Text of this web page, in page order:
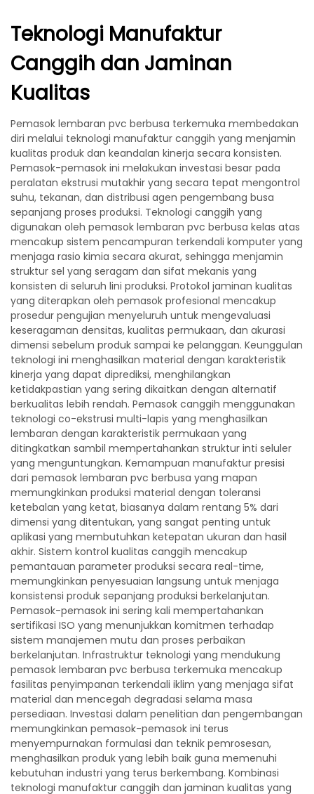
Teknologi Manufaktur
Canggih dan Jaminan
Kualitas
Pemasok lembaran pvc berbusa terkemuka membedakan
diri melalui teknologi manufaktur canggih yang menjamin
kualitas produk dan keandalan kinerja secara konsisten.
Pemasok-pemasok ini melakukan investasi besar pada
peralatan ekstrusi mutakhir yang secara tepat mengontrol
suhu, tekanan, dan distribusi agen pengembang busa
sepanjang proses produksi. Teknologi canggih yang
digunakan oleh pemasok lembaran pvc berbusa kelas atas
mencakup sistem pencampuran terkendali komputer yang
menjaga rasio kimia secara akurat, sehingga menjamin
struktur sel yang seragam dan sifat mekanis yang
konsisten di seluruh lini produksi. Protokol jaminan kualitas
yang diterapkan oleh pemasok profesional mencakup
prosedur pengujian menyeluruh untuk mengevaluasi
keseragaman densitas, kualitas permukaan, dan akurasi
dimensi sebelum produk sampai ke pelanggan. Keunggulan
teknologi ini menghasilkan material dengan karakteristik
kinerja yang dapat diprediksi, menghilangkan
ketidakpastian yang sering dikaitkan dengan alternatif
berkualitas lebih rendah. Pemasok canggih menggunakan
teknologi co-ekstrusi multi-lapis yang menghasilkan
lembaran dengan karakteristik permukaan yang
ditingkatkan sambil mempertahankan struktur inti seluler
yang menguntungkan. Kemampuan manufaktur presisi
dari pemasok lembaran pvc berbusa yang mapan
memungkinkan produksi material dengan toleransi
ketebalan yang ketat, biasanya dalam rentang 5% dari
dimensi yang ditentukan, yang sangat penting untuk
aplikasi yang membutuhkan ketepatan ukuran dan hasil
akhir. Sistem kontrol kualitas canggih mencakup
pemantauan parameter produksi secara real-time,
memungkinkan penyesuaian langsung untuk menjaga
konsistensi produk sepanjang produksi berkelanjutan.
Pemasok-pemasok ini sering kali mempertahankan
sertifikasi ISO yang menunjukkan komitmen terhadap
sistem manajemen mutu dan proses perbaikan
berkelanjutan. Infrastruktur teknologi yang mendukung
pemasok lembaran pvc berbusa terkemuka mencakup
fasilitas penyimpanan terkendali iklim yang menjaga sifat
material dan mencegah degradasi selama masa
persediaan. Investasi dalam penelitian dan pengembangan
memungkinkan pemasok-pemasok ini terus
menyempurnakan formulasi dan teknik pemrosesan,
menghasilkan produk yang lebih baik guna memenuhi
kebutuhan industri yang terus berkembang. Kombinasi
teknologi manufaktur canggih dan jaminan kualitas yang